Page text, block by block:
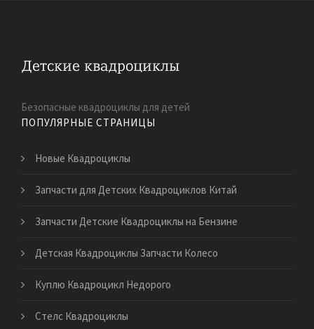
Безопасные квадроциклы для детей
ПОПУЛЯРНЫЕ СТРАНИЦЫ
Новые Квадроциклы
Запчасти для Детских Квадроциклов Китай
Запчасти Детские Квадроциклы на Бензине
Детская Квадроциклы Запчасти Колесо
Куплю Квадроцикл Недорого
Стелс Квадроциклы